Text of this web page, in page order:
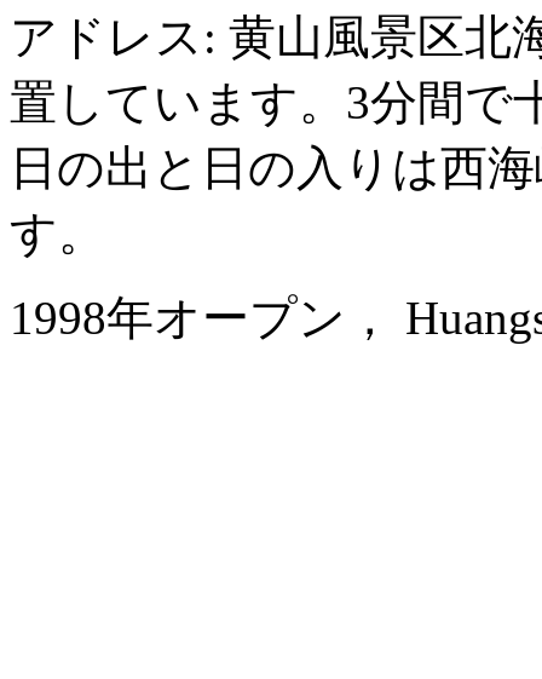
アドレス: 黄山風景区北
置しています。3分間で
日の出と日の入りは西
す。
1998年オープン，